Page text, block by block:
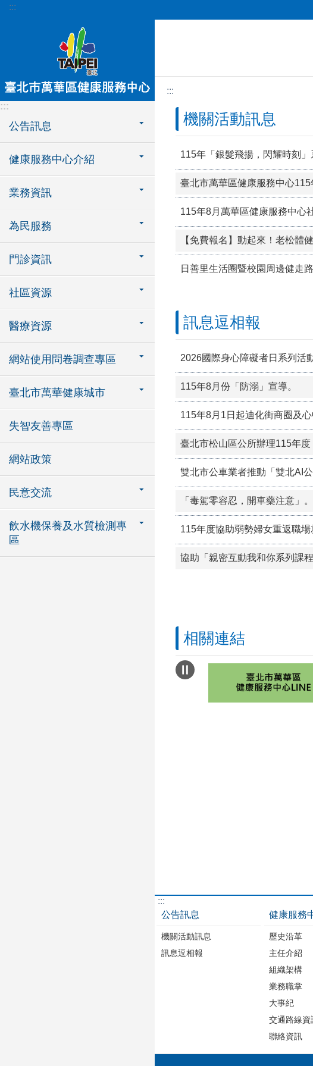
跳到主要內容區塊
:::
:::
公告訊息
健康服務中心介紹
業務資訊
為民服務
門診資訊
社區資源
醫療資源
網站使用問卷調查專區
臺北市萬華健康城市
失智友善專區
網站政策
民意交流
飲水機保養及水質檢測專
區
:::
機關活動訊息
115年「銀髮飛揚，閃耀時刻」
臺北市萬華區健康服務中心115
115年8月萬華區健康服務中心
訊息逗相報
115年8月份「防溺」宣導。
雙北市公車業者推動「雙北AI公
「毒駕零容忍，開車藥注意」。
115年度協助弱勢婦女重返職場
協助「親密互動我和你系列課
相關連結
:::
公告訊息
機關活動訊息
訊息逗相報
健康服務
歷史沿革
主任介紹
組織架構
業務職掌
大事紀
交通路線資
聯絡資訊